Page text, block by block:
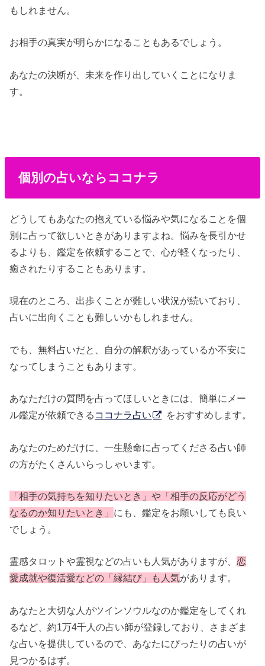
もしれません。
お相手の真実が明らかになることもあるでしょう。
あなたの決断が、未来を作り出していくことになりま
す。
個別の占いならココナラ
どうしてもあなたの抱えている悩みや気になることを個
別に占って欲しいときがありますよね。悩みを長引かせ
るよりも、鑑定を依頼することで、心が軽くなったり、
癒されたりすることもあります。
現在のところ、出歩くことが難しい状況が続いており、
占いに出向くことも難しいかもしれません。
でも、無料占いだと、自分の解釈があっているか不安に
なってしまうこともあります。
あなただけの質問を占ってほしいときには、簡単にメー
ル鑑定が依頼できる ココナラ占い をおすすめします。
あなたのためだけに、一生懸命に占ってくださる占い師
の方がたくさんいらっしゃいます。
「相手の気持ちを知りたいとき」や「相手の反応がどう
なるのか知りたいとき」 にも、鑑定をお願いしても良い
でしょう。
霊感タロットや霊視などの占いも人気がありますが、恋
愛成就や復活愛などの「縁結び」も人気があります。
あなたと大切な人がツインソウルなのか鑑定をしてくれ
るなど、約1万4千人の占い師が登録しており、さまざま
な占いを提供しているので、あなたにぴったりの占いが
見つかるはず。